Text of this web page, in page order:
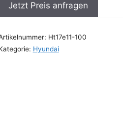
Jetzt Preis anfragen
Ht17e11-100
Hyundai